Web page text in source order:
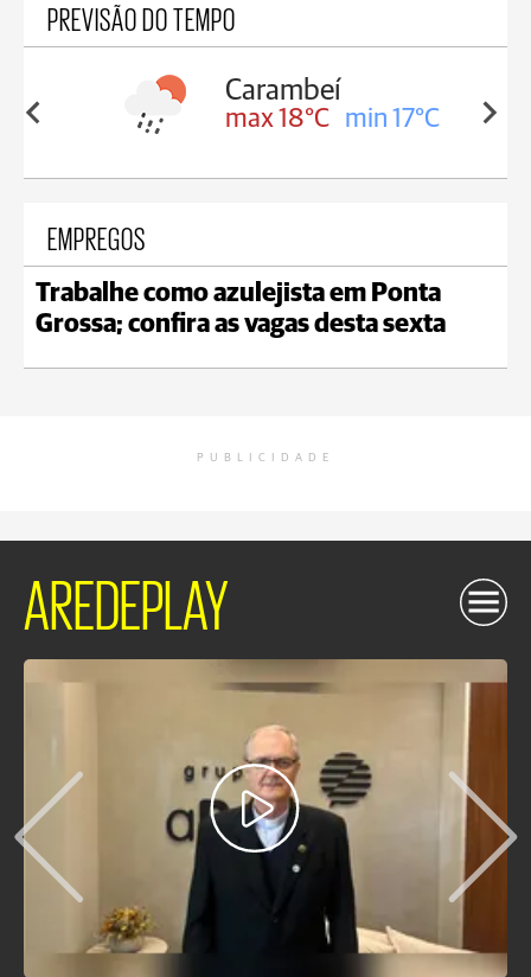
PREVISÃO DO TEMPO
18°C
Carambeí
max 18°C min 17°C
EMPREGOS
Trabalhe como azulejista em Ponta
Grossa; confira as vagas desta sexta
PUBLICIDADE
AREDEPLAY